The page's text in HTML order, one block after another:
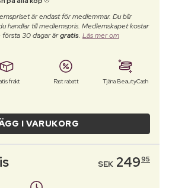
är endast för medlemmar. Du blir
handlar till medlemspris. Medlemskapet kostar
första 30 dagar ärgratis. Läs mer om
frakt Fast rabatt Tjäna BeautyCash
I VARUKORG
SEK 24995